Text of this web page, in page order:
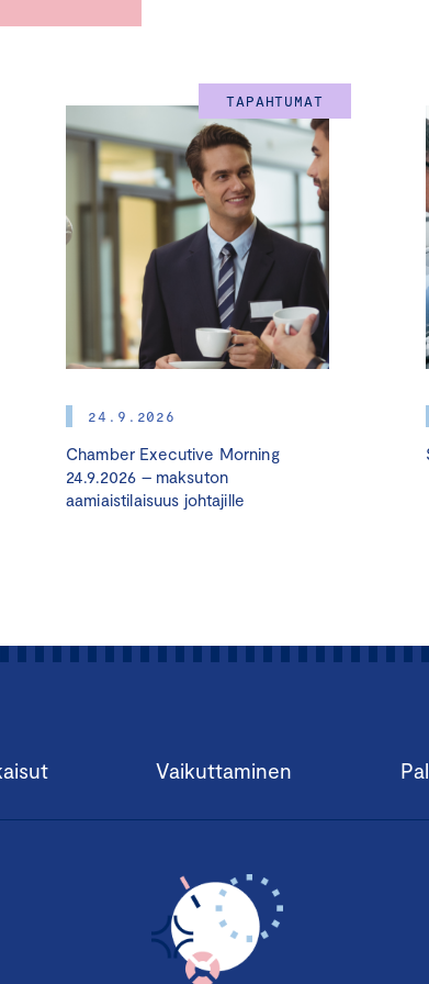
liikenne-, logistiikka- ja digialan
vaikuttajille.
ja teräviä keskusteluja –
verkostoitua alan keskeisten vaikuttajien kanssa.
ja kontakteja, joilla rakennat tulevaisuuden
Nina Rahkola.
tarpeet Suomessa
verojaoston jäsen,
Joona Räsänen,
verojaoston puheenjohtaja
verojaoston jäsen
TAPAHTUMAT
24.9.2026
Chamber Executive Morning
24.9.2026 – maksuton
aamiaistilaisuus johtajille
Vaikuttaminen